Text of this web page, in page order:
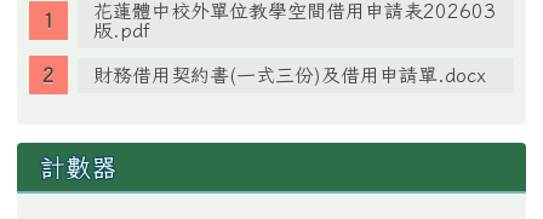
花蓮體中校外單位教學空間借用申請表202603
版.pdf
財務借用契約書(一式三份)及借用申請單.docx
計數器